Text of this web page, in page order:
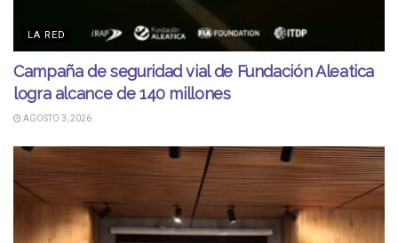
LA RED
Campaña de seguridad vial de Fundación Aleatica
logra alcance de 140 millones
AGOSTO 3, 2026